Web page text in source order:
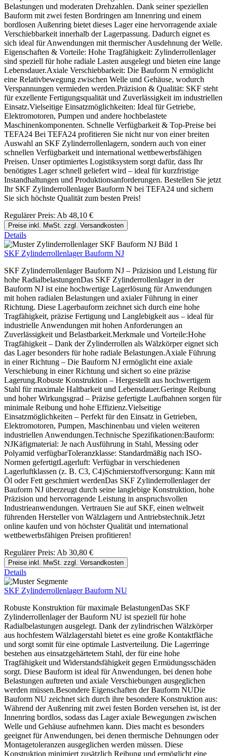
Belastungen und moderaten Drehzahlen. Dank seiner speziellen
Bauform mit zwei festen Bordringen am Innenring und einem
bordlosen Außenring bietet dieses Lager eine hervorragende axiale
Verschiebbarkeit innerhalb der Lagerpassung. Dadurch eignet es
sich ideal für Anwendungen mit thermischer Ausdehnung der Welle.
Eigenschaften & Vorteile: Hohe Tragfähigkeit: Zylinderrollenlager
sind speziell für hohe radiale Lasten ausgelegt und bieten eine lange
Lebensdauer.Axiale Verschiebbarkeit: Die Bauform N ermöglicht
eine Relativbewegung zwischen Welle und Gehäuse, wodurch
Verspannungen vermieden werden.Präzision & Qualität: SKF steht
für exzellente Fertigungsqualität und Zuverlässigkeit im industriellen
Einsatz.Vielseitige Einsatzmöglichkeiten: Ideal für Getriebe,
Elektromotoren, Pumpen und andere hochbelastete
Maschinenkomponenten. Schnelle Verfügbarkeit & Top-Preise bei
TEFA24 Bei TEFA24 profitieren Sie nicht nur von einer breiten
Auswahl an SKF Zylinderrollenlagern, sondern auch von einer
schnellen Verfügbarkeit und international wettbewerbsfähigen
Preisen. Unser optimiertes Logistiksystem sorgt dafür, dass Ihr
benötigtes Lager schnell geliefert wird – ideal für kurzfristige
Instandhaltungen und Produktionsanforderungen. Bestellen Sie jetzt
Ihr SKF Zylinderrollenlager Bauform N bei TEFA24 und sichern
Sie sich höchste Qualität zum besten Preis!
Regulärer Preis: Ab 48,10 €
Preise inkl. MwSt. zzgl. Versandkosten
Details
SKF Zylinderrollenlager Bauform NJ
SKF Zylinderrollenlager Bauform NJ – Präzision und Leistung für
hohe RadialbelastungenDas SKF Zylinderrollenlager in der
Bauform NJ ist eine hochwertige Lagerlösung für Anwendungen
mit hohen radialen Belastungen und axialer Führung in einer
Richtung. Diese Lagerbauform zeichnet sich durch eine hohe
Tragfähigkeit, präzise Fertigung und Langlebigkeit aus – ideal für
industrielle Anwendungen mit hohen Anforderungen an
Zuverlässigkeit und Belastbarkeit.Merkmale und Vorteile:Hohe
Tragfähigkeit – Dank der Zylinderrollen als Wälzkörper eignet sich
das Lager besonders für hohe radiale Belastungen.Axiale Führung
in einer Richtung – Die Bauform NJ ermöglicht eine axiale
Verschiebung in einer Richtung und sichert so eine präzise
Lagerung.Robuste Konstruktion – Hergestellt aus hochwertigem
Stahl für maximale Haltbarkeit und Lebensdauer.Geringe Reibung
und hoher Wirkungsgrad – Präzise gefertigte Laufbahnen sorgen für
minimale Reibung und hohe Effizienz.Vielseitige
Einsatzmöglichkeiten – Perfekt für den Einsatz in Getrieben,
Elektromotoren, Pumpen, Maschinenbau und vielen weiteren
industriellen Anwendungen.Technische Spezifikationen:Bauform:
NJKäfigmaterial: Je nach Ausführung in Stahl, Messing oder
Polyamid verfügbarToleranzklasse: Standardmäßig nach ISO-
Normen gefertigtLagerluft: Verfügbar in verschiedenen
Lagerluftklassen (z. B. C3, C4)Schmierstoffversorgung: Kann mit
Öl oder Fett geschmiert werdenDas SKF Zylinderrollenlager der
Bauform NJ überzeugt durch seine langlebige Konstruktion, hohe
Präzision und hervorragende Leistung in anspruchsvollen
Industrieanwendungen. Vertrauen Sie auf SKF, einen weltweit
führenden Hersteller von Wälzlagern und Antriebstechnik.Jetzt
online kaufen und von höchster Qualität und international
wettbewerbsfähigen Preisen profitieren!
Regulärer Preis: Ab 30,80 €
Preise inkl. MwSt. zzgl. Versandkosten
Details
SKF Zylinderrollenlager Bauform NU
Robuste Konstruktion für maximale BelastungenDas SKF
Zylinderrollenlager der Bauform NU ist speziell für hohe
Radialbelastungen ausgelegt. Dank der zylindrischen Wälzkörper
aus hochfestem Wälzlagerstahl bietet es eine große Kontaktfläche
und sorgt somit für eine optimale Lastverteilung. Die Lagerringe
bestehen aus einsatzgehärtetem Stahl, der für eine hohe
Tragfähigkeit und Widerstandsfähigkeit gegen Ermüdungsschäden
sorgt. Diese Bauform ist ideal für Anwendungen, bei denen hohe
Belastungen auftreten und axiale Verschiebungen ausgeglichen
werden müssen.Besondere Eigenschaften der Bauform NUDie
Bauform NU zeichnet sich durch ihre besondere Konstruktion aus:
Während der Außenring mit zwei festen Borden versehen ist, ist der
Innenring bordlos, sodass das Lager axiale Bewegungen zwischen
Welle und Gehäuse aufnehmen kann. Dies macht es besonders
geeignet für Anwendungen, bei denen thermische Dehnungen oder
Montagetoleranzen ausgeglichen werden müssen. Diese
Konstruktion minimiert zusätzlich Reibung und ermöglicht eine